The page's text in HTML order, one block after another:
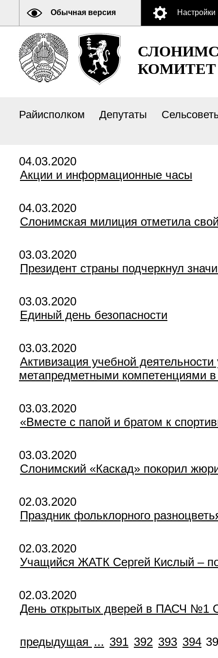
Обычная версия Настройки
КОМИТЕТ
Райисполком Депутаты
04.03.2020
Акции и информационные часы
04.03.2020
Слонимская милиция отметила
03.03.2020
Президент страны подчеркнул
03.03.2020
Единый день безопасности
03.03.2020
Активизация учебной
метапредметными компетенциями
03.03.2020
«Вместе с папой и братом к
03.03.2020
Слонимский «Каскад» покорил
02.03.2020
Праздник фольклорного
02.03.2020
Учащийся ЖАТК Сергей Кислый –
02.03.2020
День открытых дверей в ПАСЧ №1
предыдущая ... 391 392 393 394